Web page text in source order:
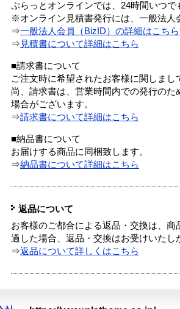
ぷらっとオンラインでは、24時間いつで
※オンライン見積書発行には、一般法人
⇒一般法人会員（BizID）の詳細はこちら
⇒ 見積書について詳細はこちら
■請求書について
ご注文時に希望されたお客様に関しまし
尚、請求書は、営業時間内での発行の
場合がございます。
⇒請求書について詳細はこちら
■納品書について
お届けする商品に同梱致します。
⇒納品書について詳細はこちら
返品について
お客様のご都合による返品・交換は、
過した場合、返品・交換はお受けいたし
⇒返品について詳しくはこちら